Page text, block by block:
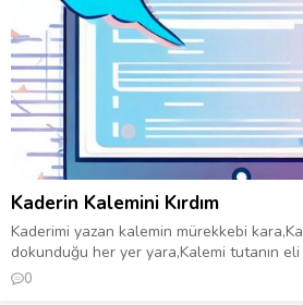
Kaderin Kalemini Kırdım
Kaderimi yazan kalemin mürekkebi
dokunduğu her yer yara,‎Kalemi tutanın eli
0